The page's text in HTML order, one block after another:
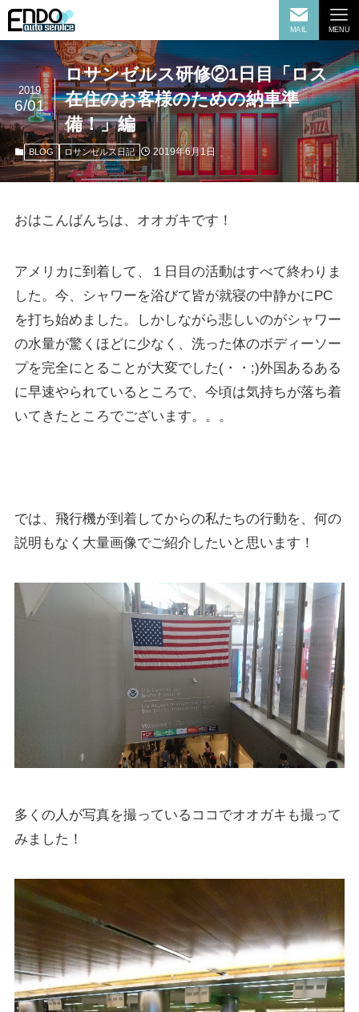
MAIL MENU
ロサンゼルス研修②1日目「ロス
在住のお客様のための納車準
備！」編
2019
6/01
BLOG ロサンゼルス日記 2019年6月1日
おはこんばんちは、オオガキです！
アメリカに到着して、１日目の活動はすべて終わりま
した。今、シャワーを浴びて皆が就寝の中静かにPC
を打ち始めました。しかしながら悲しいのがシャワー
の水量が驚くほどに少なく、洗った体のボディーソー
プを完全にとることが大変でした(・・;)外国あるある
に早速やられているところで、今頃は気持ちが落ち着
いてきたところでございます。。。
では、飛行機が到着してからの私たちの行動を、何の
説明もなく大量画像でご紹介したいと思います！
多くの人が写真を撮っているココでオオガキも撮って
みました！